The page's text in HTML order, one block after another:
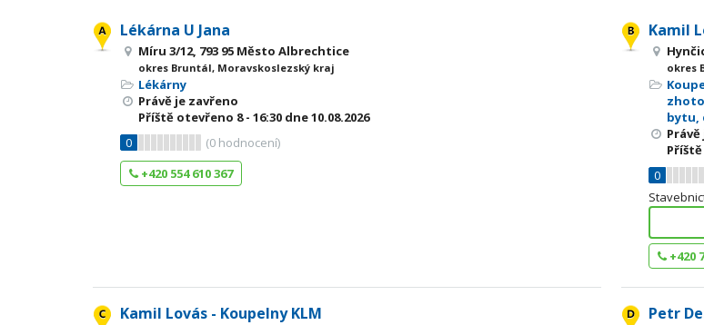
Lékárna U Jana
Míru 3/12, 793 95 Město Albrechtice
okres Bruntál, Moravskoslezský kraj
Lékárny
Právě je zavřeno
Příště otevřeno 8 - 16:30 dne 10.08.2026
0
(0 hodnocení)
+420 554 610 367
Kamil
okres
bytu,
0
+420
Kamil Lovás - Koupelny KLM Petr